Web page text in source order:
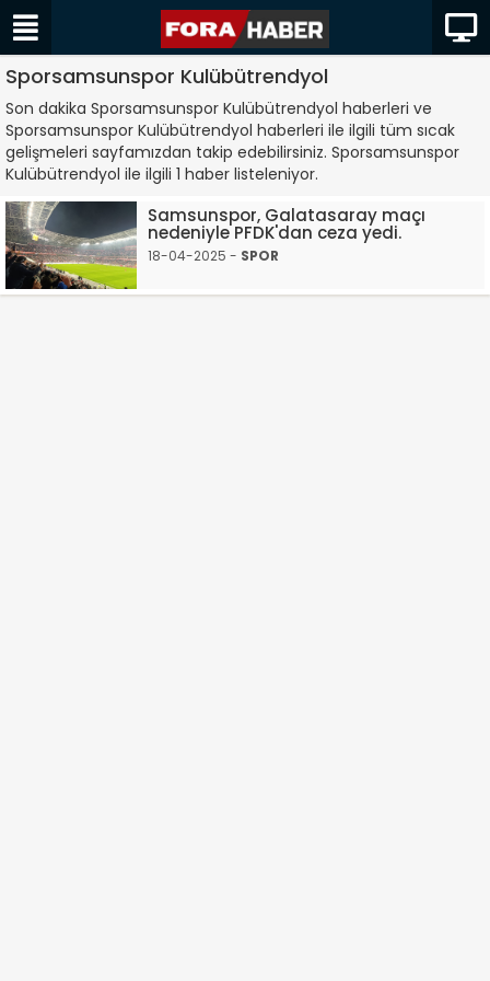
Sporsamsunspor Kulübütrendyol
Son dakika Sporsamsunspor Kulübütrendyol haberleri ve
Sporsamsunspor Kulübütrendyol haberleri ile ilgili tüm sıcak
gelişmeleri sayfamızdan takip edebilirsiniz. Sporsamsunspor
Kulübütrendyol ile ilgili 1 haber listeleniyor.
Samsunspor, Galatasaray maçı
nedeniyle PFDK'dan ceza yedi.
18-04-2025 - SPOR